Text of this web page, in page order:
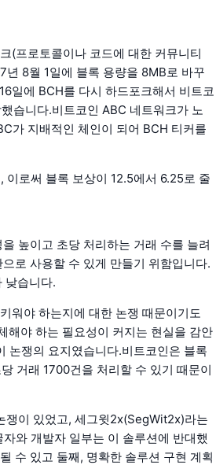
(프로토콜이나 코드에 대한 커뮤니티
8월 1일에 블록 용량을 8MB로 바꾸
일에 BCH를 다시 하드포크해서 비트코
습니다.비트코인 ABC 네트워크가 노
가 지배적인 체인이 되어 BCH 티커를
로써 블록 보상이 12.5에서 6.25로 줄
높이고 초당 처리하는 거래 수를 늘려
로 사용할 수 있게 만들기 위함입니다.
낮습니다.
워야 하는지에 대한 논쟁 때문이기도
해야 하는 필요성이 커지는 현실을 감안
논쟁의 요지였습니다.비트코인은 블록
거래 1700건을 처리할 수 있기 때문이
쟁이 있었고, 세그윗2x(SegWit2x)라는
와 개발자 일부는 이 솔루션에 반대했
수 있고 둘째, 명확한 솔루션 구현 계획